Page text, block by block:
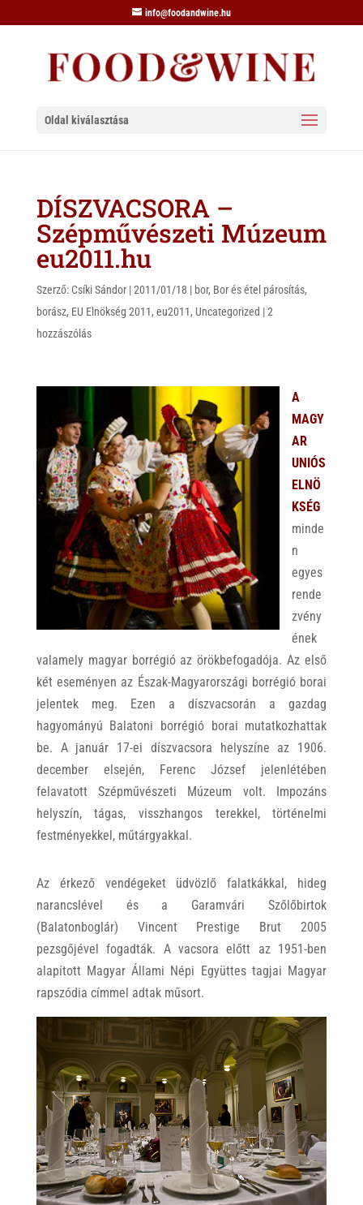
info@foodandwine.hu
Oldal kiválasztása
DÍSZVACSORA –
Szépművészeti Múzeum
eu2011.hu
Szerző: Csíki Sándor|2011/01/18 | bor, Bor és étel párosítás,
borász, EU Elnökség 2011, eu2011, Uncategorized |2
hozzászólás
A
MAGY
AR
UNIÓS
ELNÖ
KSÉG
minde
n
egyes
rende
zvény
ének
valamely magyar borrégió az örökbefogadója. Az első
két eseményen az Észak-Magyarországi borrégió borai
jelentek meg. Ezen a díszvacsorán a gazdag
hagyományú Balatoni borrégió borai mutatkozhattak
be. A január 17-ei díszvacsora helyszíne az 1906.
december elsején, Ferenc József jelenlétében
felavatott Szépművészeti Múzeum volt. Impozáns
helyszín, tágas, visszhangos terekkel, történelmi
festményekkel, műtárgyakkal.
Az érkező vendégeket üdvözlő falatkákkal, hideg
narancslével és a Garamvári Szőlőbirtok
(Balatonboglár) Vincent Prestige Brut 2005
pezsgőjével fogadták. A vacsora előtt az 1951-ben
alapított Magyar Állami Népi Együttes tagjai Magyar
rapszódia címmel adtak műsort.